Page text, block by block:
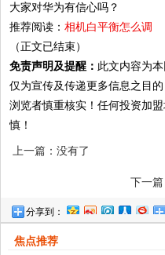
大家对华为有信心吗？
推荐阅读：相机白平衡怎么调
（正文已结束）
免责声明及提醒： 此文内容为
仅为宣传及传递更多信息之目
浏览者慎重核实！任何投资加
慎！
上一篇：没有了
下一篇
分享到：
焦点推荐